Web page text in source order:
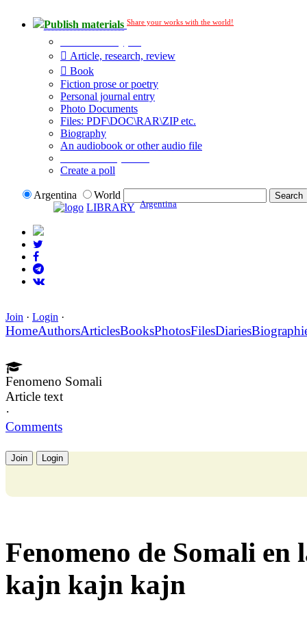
Publish materials Share your works with the world!
Article, research, review
Book
Fiction prose or poetry
Personal journal entry
Photo Documents
Files: PDF\DOC\RAR\ZIP etc.
Biography
An audiobook or other audio file
Create a poll
Argentina
World
LIBRARY Argentina
Join · Login ·
HomeAuthorsArticlesBooksPhotosFilesDiaries
Fenomeno Somali
Article text
·
Comments
Join Login
Fenomeno de Somali
kajn kajn kajn